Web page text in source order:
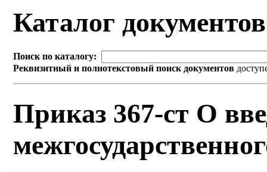
Каталог
Поиск по каталогу:
Реквизитный и полнотекстовый поиск документов
Приказ 367-ст О